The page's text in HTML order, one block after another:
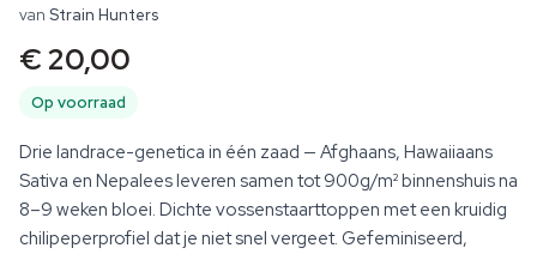
van Strain Hunters
€ 20,00
Op voorraad
Drie landrace-genetica in één zaad — Afghaans, Hawaiiaans
Sativa en Nepalees leveren samen tot 900g/m² binnenshuis na
8–9 weken bloei. Dichte vossenstaarttoppen met een kruidig
chilipeperprofiel dat je niet snel vergeet. Gefeminiseerd,